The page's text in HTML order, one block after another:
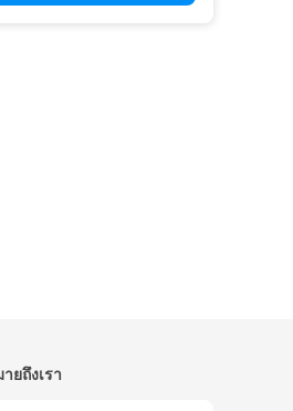
ยถึงเรา